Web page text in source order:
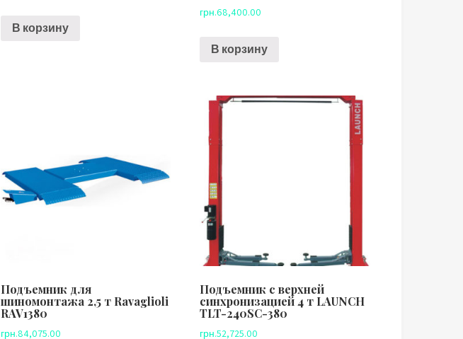
В корзину
грн.68,400.00
В корзину
Подъемник для
шиномонтажа 2,5 т Ravaglioli
RAV1380
грн.84,075.00
Подъемник с верхней
синхронизацией 4 т LAUNCH
TLT-240SC-380
грн.52,725.00